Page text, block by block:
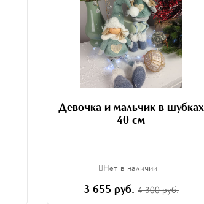
Девочка и мальчик в шубках
40 см
Нет в наличии
3 655 руб. 4 300 руб.